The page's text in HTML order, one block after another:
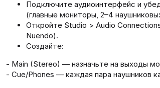
Подключите аудиоинтерфейс и
(главные мониторы, 2–4
Откройте Studio > Audio
Nuendo).
Создайте:
- Main (Stereo) — назначьте на выходы
- Cue/Phones — каждая пара наушников